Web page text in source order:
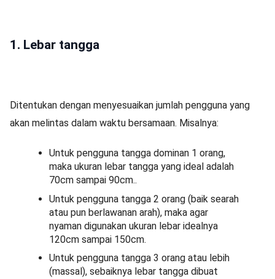
1. Lebar tangga
Ditentukan dengan menyesuaikan jumlah pengguna yang
akan melintas dalam waktu bersamaan. Misalnya:
Untuk pengguna tangga dominan 1 orang,
maka ukuran lebar tangga yang ideal adalah
70cm sampai 90cm..
Untuk pengguna tangga 2 orang (baik searah
atau pun berlawanan arah), maka agar
nyaman digunakan ukuran lebar idealnya
120cm sampai 150cm.
Untuk pengguna tangga 3 orang atau lebih
(massal), sebaiknya lebar tangga dibuat